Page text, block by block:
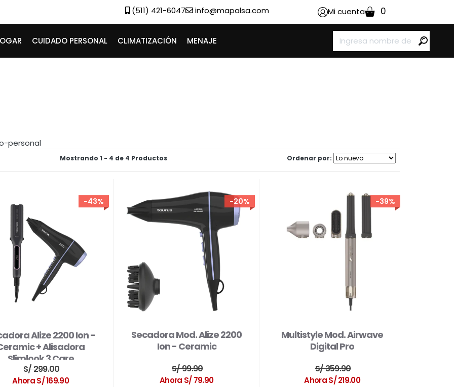
(511) 421-6047 info@mapalsa.com Mi cuenta 0
CUIDADO PERSONAL CLIMATIZACIÓN MENAJE
personal
Mostrando 1 - 4 de 4 Productos Ordenar por:
-43%
Alize 2200 Ion -
+ Alisadora
Slimlook 3 Care
S/ 299.00
Ahora S/ 169.90
-20%
Secadora Mod. Alize 2200
Ion - Ceramic
S/ 99.90
Ahora S/ 79.90
-39%
Multistyle Mod. Airwave
Digital Pro
S/ 359.90
Ahora S/ 219.00